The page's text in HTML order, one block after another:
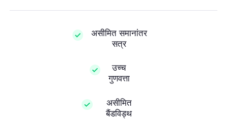
असीमित समानांतर
सत्र
उच्च
गुणवत्ता
असीमित
बैंडविड्थ